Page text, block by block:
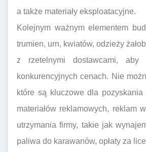
a także materiały eksploatacyjne.
Kolejnym ważnym elementem
trumien, urn, kwiatów, odzieży
z rzetelnymi dostawcami,
konkurencyjnych cenach. Nie
które są kluczowe dla
materiałów reklamowych, reklam
utrzymania firmy, takie jak
paliwa do karawanów, opłaty za